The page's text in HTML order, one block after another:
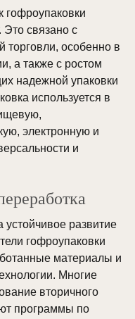
гофроупаковки
Это связано с
торговли, особенно в
а также с ростом
надежной упаковки
используется в
электронную и
и
развитие
гофроупаковки
материалы и
Многие
вторичного
программы по